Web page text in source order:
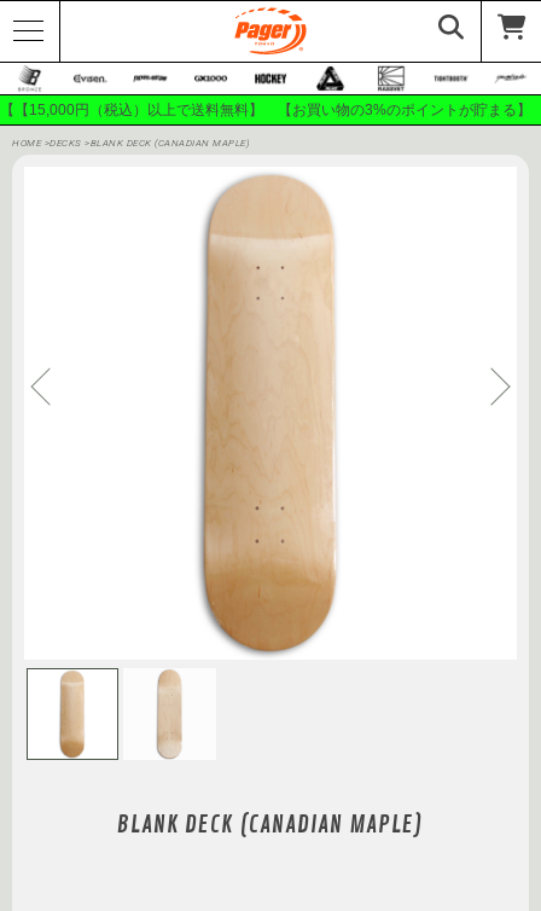
【【15,000円（税込）以上で送料無料】 【お買い物の3%のポイントが貯ま
HOME >DECKS >BLANK DECK (CANADIAN MAPLE)
BLANK DECK (CANADIAN MAPLE)